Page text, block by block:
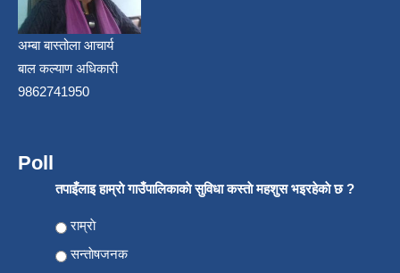
अम्बा बास्तोला आचार्य
बाल कल्याण अधिकारी
9862741950
Poll
तपाइँलाइ हाम्राे गाउँपालिकाकाे सुविधा कस्ताे महशुस भइरहेकाे छ ?
Choices
राम्राे
सन्ताेषजनक